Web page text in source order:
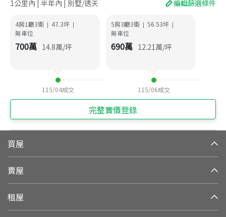
1公里內 | 半年內 | 別墅/透天 編輯篩選條件
4房1廳3衛 | 47.3坪 |
無車位
700萬 14.8萬/坪
115/04成交
5房3廳3衛 | 56.53坪 |
無車位
690萬 12.21萬/坪
115/06成交
完整實價登錄
買屋
賣屋
租屋